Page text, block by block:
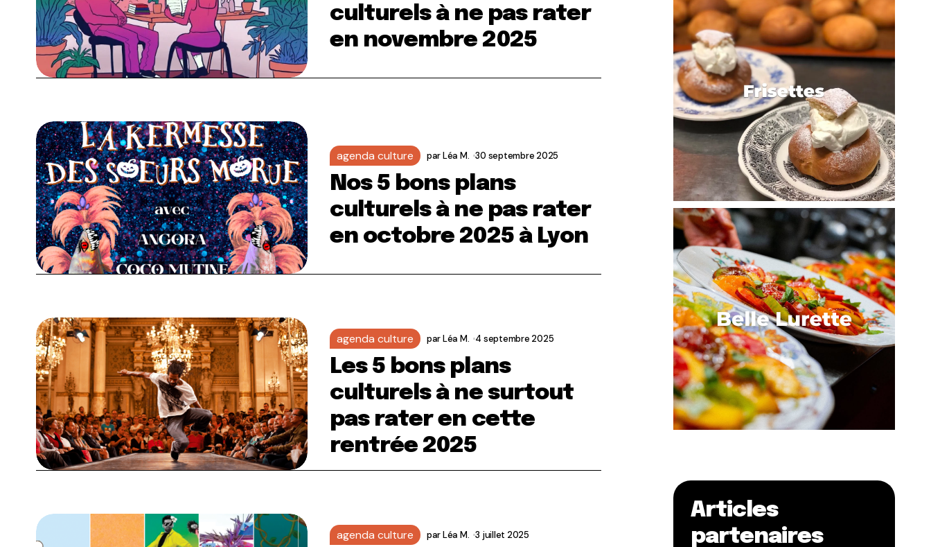
culturels à ne pas rater
en novembre 2025
agenda culture parLéa M. 30 septembre 2025
Nos 5 bons plans
culturels à ne pas rater
en octobre 2025 à Lyon
agenda culture parLéa M. 4 septembre 2025
Les 5 bons plans
culturels à ne surtout
pas rater en cette
rentrée 2025
agenda culture parLéa M. 3 juillet 2025
Articles
partenaires